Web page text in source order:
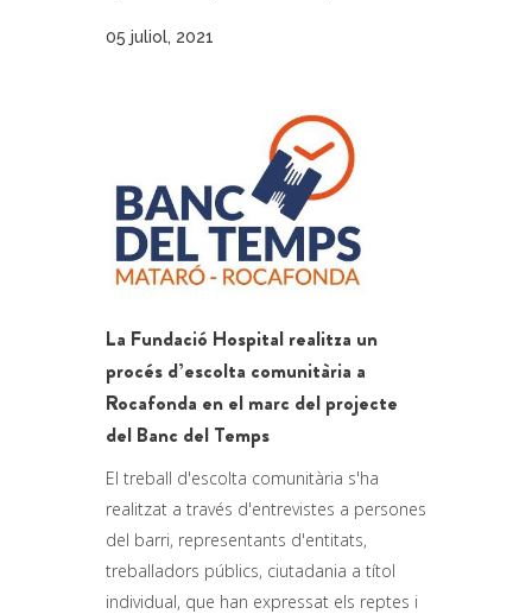
05 juliol, 2021
La Fundació Hospital realitza un
procés d’escolta comunitària a
Rocafonda en el marc del projecte
del Banc del Temps
El treball d'escolta comunitària s'ha
realitzat a través d'entrevistes a persones
del barri, representants d'entitats,
treballadors públics, ciutadania a títol
individual, que han expressat els reptes i